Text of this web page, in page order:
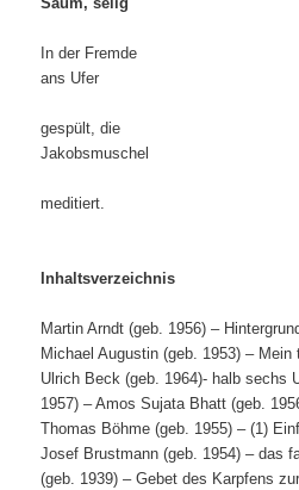
In der Fremde
ans Ufer
gespült, die
Jakobsmuschel
meditiert.
Inhaltsverzeichnis
Martin Arndt (geb. 1956) –
Michael Augustin (geb. 1953) – Mein
Ulrich Beck (geb. 1964)- halb sechs
1957) – Amos Sujata Bhatt (geb.
Thomas Böhme (geb. 1955) – (1)
Josef Brustmann (geb. 1954) – das
(geb. 1939) – Gebet des Karpfens